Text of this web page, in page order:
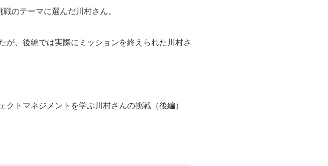
のテーマに選んだ川村さん。
、後編では実際にミッションを終えられた川村さ
トマネジメントを学ぶ川村さんの挑戦（後編）